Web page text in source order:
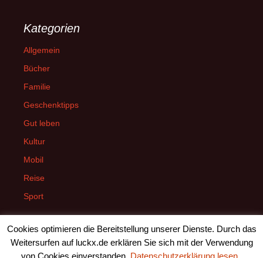
Kategorien
Allgemein
Bücher
Familie
Geschenktipps
Gut leben
Kultur
Mobil
Reise
Sport
Cookies optimieren die Bereitstellung unserer Dienste. Durch das
Weitersurfen auf luckx.de erklären Sie sich mit der Verwendung
von Cookies einverstanden. Datenschutzerklärung lesen